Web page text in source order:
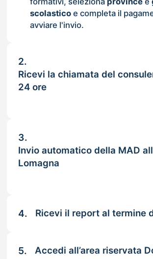
scolasticoe completa il
avviare l'invio.
2.
Ricevi la chiamata del
24 ore
3.
Invio automatico della MAD
Lomagna
4. Ricevi il report al termine
5. Accedi all’area riservata